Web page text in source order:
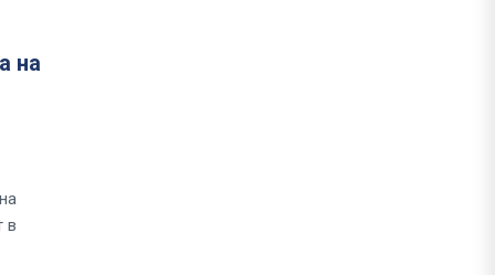
на
в